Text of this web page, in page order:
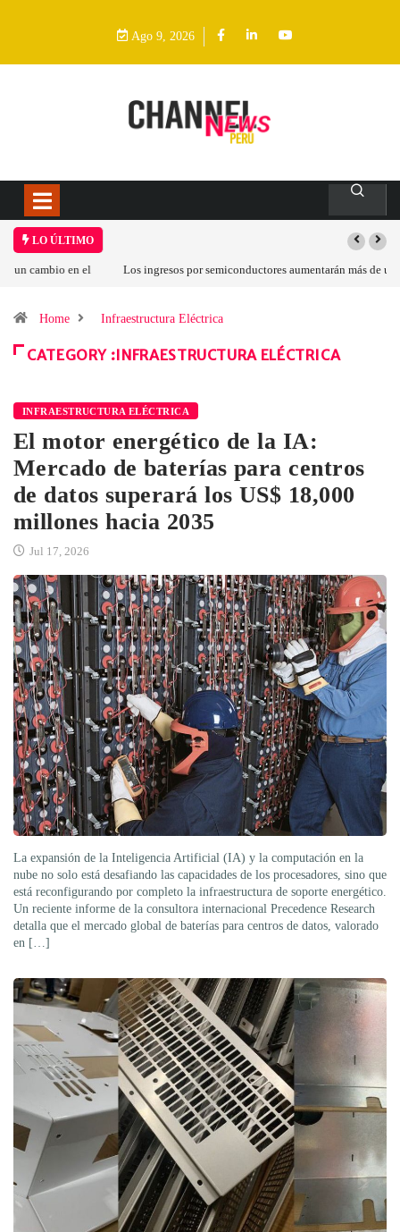
Ago 9, 2026
LO ÚLTIMO
Los ingresos por semiconductores aumentarán más de un 94 % en 2026
Home Infraestructura Eléctrica
CATEGORY :INFRAESTRUCTURA ELÉCTRICA
INFRAESTRUCTURA ELÉCTRICA
El motor energético de la IA:
Mercado de baterías para centros
de datos superará los US$ 18,000
millones hacia 2035
Jul 17, 2026
La expansión de la Inteligencia Artificial (IA) y la computación en la
nube no solo está desafiando las capacidades de los procesadores, sino que
está reconfigurando por completo la infraestructura de soporte energético.
Un reciente informe de la consultora internacional Precedence Research
detalla que el mercado global de baterías para centros de datos, valorado
en […]